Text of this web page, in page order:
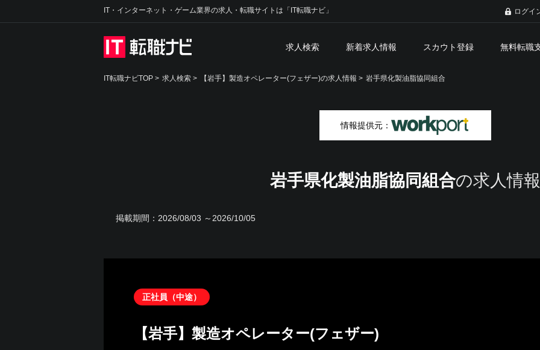
IT・インターネット・ゲーム業界の求人・転職サイトは「IT転職ナビ」 ログイ
求人検索 新着求人情報 スカウト登録 無料転職
IT転職ナビTOP > 求人検索 > 【岩手】製造オペレーター(フェザー)の求人情報 > 岩手県化製油脂協同組合
情報提供元：
岩手県化製油脂協同組合の求人情報
掲載期間： 2026/08/03 ～2026/10/05
正社員（中途）
【岩手】製造オペレーター(フェザー)